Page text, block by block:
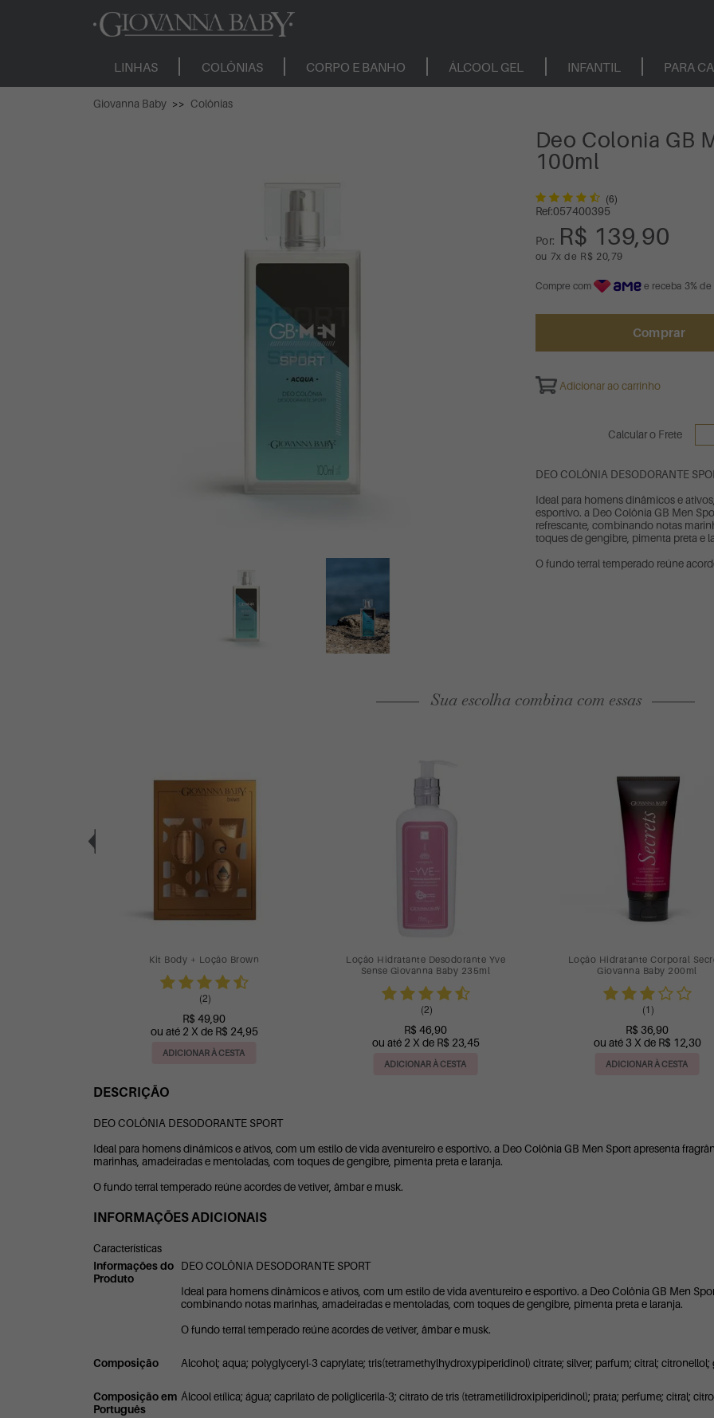
LINHAS COLÔNIAS CORPO E BANHO ÁLCOOL GEL INFANTIL PARA
Giovanna Baby Colônias
Deo Colonia GB
100ml
(6)
Ref:057400395
Por: R$ 139,90
ou 7x de R$ 20,79
Compre com e receba 3% de
Comprar
Adicionar ao carrinho
Calcular o Frete
DEO COLÔNIA DESODORANTE
Ideal para homens dinâmicos e
esportivo. a Deo Colônia GB Men
refrescante, combinando notas
toques de gengibre, pimenta preta e
O fundo terral temperado reúne
Sua escolha combina com essas
Loção Hidratante Baby & Kids 200ml
(32)
R$ 22,00
R$ 19,90
ADICIONAR À CESTA
Spray Preventivo de Assaduras Baby &
Kids Giby & Gaby Giovanna Baby
(13)
R$ 25,90
ou até 2 X de R$ 12,95
ADICIONAR À CESTA
Desodorante Aerosol 72h
Vanilla 150ml
(1)
R$ 16,90
R$ 14,36
ADICIONAR À CESTA
DESCRIÇÃO
DEO COLÔNIA DESODORANTE SPORT
Ideal para homens dinâmicos e ativos, com um estilo de vida aventureiro e esportivo. a Deo Colônia GB Men Sport apresenta
marinhas, amadeiradas e mentoladas, com toques de gengibre, pimenta preta e laranja.
O fundo terral temperado reúne acordes de vetiver, âmbar e musk.
INFORMAÇÕES ADICIONAIS
Características
Informações do
Produto
DEO COLÔNIA DESODORANTE SPORT
Ideal para homens dinâmicos e ativos, com um estilo de vida aventureiro e esportivo. a Deo Colônia GB Men
combinando notas marinhas, amadeiradas e mentoladas, com toques de gengibre, pimenta preta e laranja.
O fundo terral temperado reúne acordes de vetiver, âmbar e musk.
Composição Alcohol; aqua; polyglyceryl-3 caprylate; tris(tetramethylhydroxypiperidinol) citrate; silver; parfum; citral;
Composição em
Português
Álcool etílica; água; caprilato de poliglicerila-3; citrato de tris (tetrametilidroxipiperidinol); prata; perfume; citral;